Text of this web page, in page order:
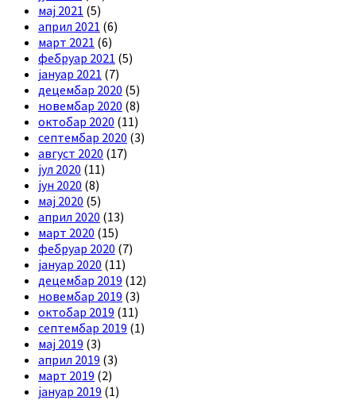
мај 2021 (5)
април 2021 (6)
март 2021 (6)
фебруар 2021 (5)
јануар 2021 (7)
децембар 2020 (5)
новембар 2020 (8)
октобар 2020 (11)
септембар 2020 (3)
август 2020 (17)
јул 2020 (11)
јун 2020 (8)
мај 2020 (5)
април 2020 (13)
март 2020 (15)
фебруар 2020 (7)
јануар 2020 (11)
децембар 2019 (12)
новембар 2019 (3)
октобар 2019 (11)
септембар 2019 (1)
мај 2019 (3)
април 2019 (3)
март 2019 (2)
јануар 2019 (1)